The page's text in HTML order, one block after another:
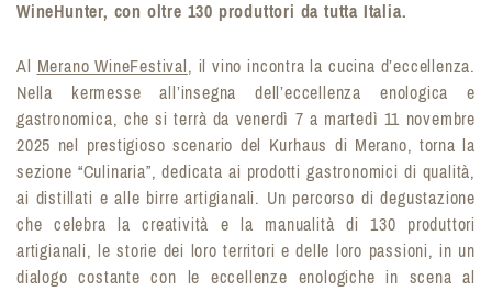
WineHunter, con oltre 130 produttori da tutta Italia.
Al Merano WineFestival, il vino incontra la cucina d’eccellenza.
Nella kermesse all’insegna dell’eccellenza enologica e
gastronomica, che si terrà da venerdì 7 a martedì 11 novembre
2025 nel prestigioso scenario del Kurhaus di Merano, torna la
sezione “Culinaria”, dedicata ai prodotti gastronomici di qualità,
ai distillati e alle birre artigianali. Un percorso di degustazione
che celebra la creatività e la manualità di 130 produttori
artigianali, le storie dei loro territori e delle loro passioni, in un
dialogo costante con le eccellenze enologiche in scena al